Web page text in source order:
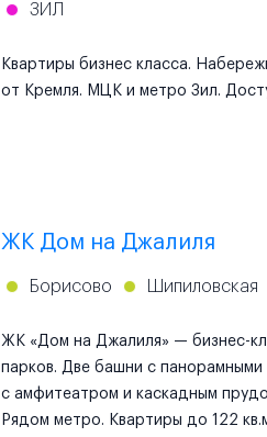
ЗИЛ
Квартиры бизнес класса.
от Кремля. МЦК и метро Зил.
ЖК Дом на Джалиля
Борисово Шипиловская
ЖК «Дом на Джалиля» — бизнес-
парков. Две башни с
с амфитеатром и каскадным
Рядом метро. Квартиры до 122